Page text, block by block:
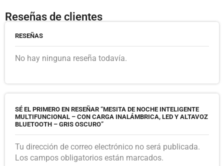
Reseñas de clientes
RESEÑAS
No hay ninguna reseña todavía.
SÉ EL PRIMERO EN RESEÑAR “MESITA DE NOCHE INTELIGENTE
MULTIFUNCIONAL – CON CARGA INALÁMBRICA, LED Y ALTAVOZ
BLUETOOTH – GRIS OSCURO”
Tu dirección de correo electrónico no será publicada.
Los campos obligatorios están marcados.